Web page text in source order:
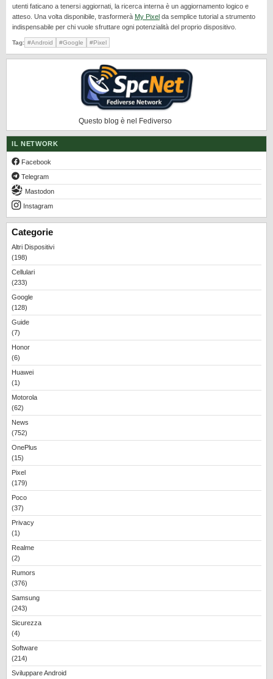
SVILUPPARE ANDROID
XIAOMI
utenti faticano a tenersi aggiornati, la ricerca interna è un aggiornamento logico e
atteso. Una volta disponibile, trasformerà My Pixel da semplice tutorial a strumento
indispensabile per chi vuole sfruttare ogni potenzialità del proprio dispositivo.
Tag: #Android #Google #Pixel
Questo blog è nel Fediverso
IL NETWORK
Facebook
Telegram
Mastodon
Instagram
Categorie
Altri Dispositivi
(198)
Cellulari
(233)
Google
(128)
Guide
(7)
Honor
(6)
Huawei
(1)
Motorola
(62)
News
(752)
OnePlus
(15)
Pixel
(179)
Poco
(37)
Privacy
(1)
Realme
(2)
Rumors
(376)
Samsung
(243)
Sicurezza
(4)
Software
(214)
Sviluppare Android